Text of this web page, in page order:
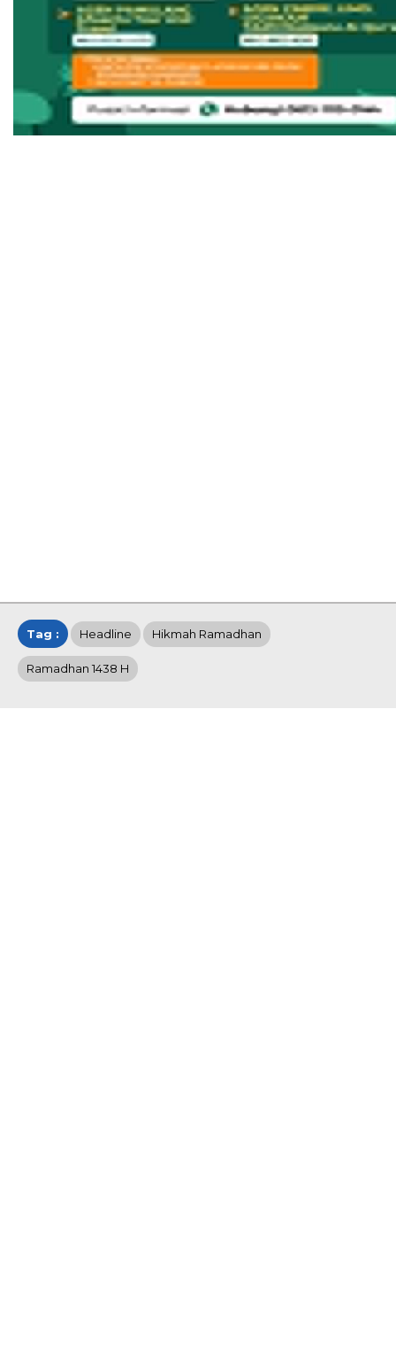
Tag : Headline Hikmah Ramadhan
Ramadhan 1438 H